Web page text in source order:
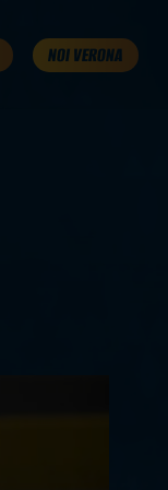
NOI VERONA